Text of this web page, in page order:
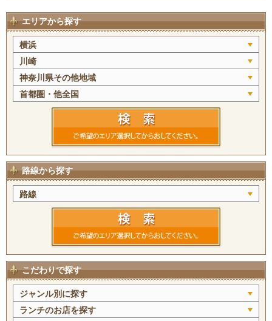
エリアから探す
横浜
川崎
神奈川県その他地域
首都圏・他全国
路線から探す
路線
こだわりで探す
ジャンル別に探す
ランチのお店を探す